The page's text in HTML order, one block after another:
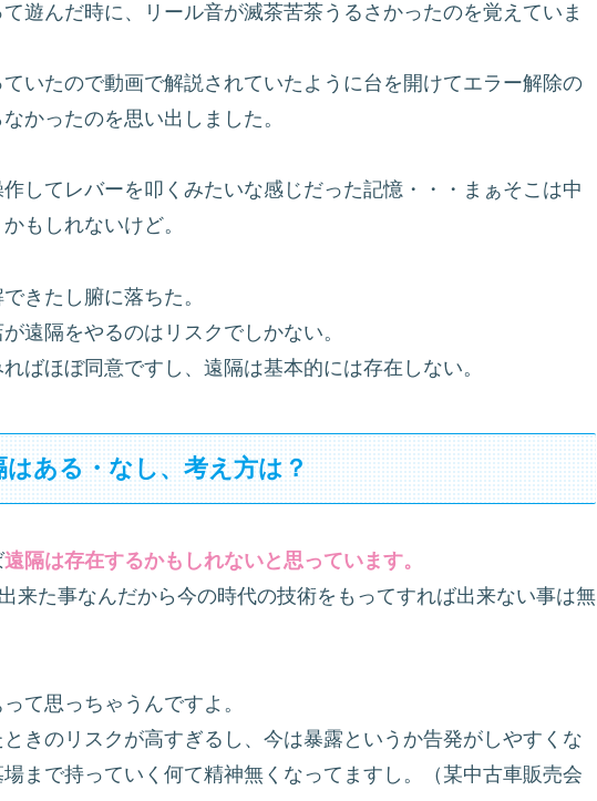
遊んだ時に、リール音が滅茶苦茶うるさかったのを覚えていま
いたので動画で解説されていたように台を開けてエラー解除の
かったのを思い出しました。
してレバーを叩くみたいな感じだった記憶・・・まぁそこは中
もしれないけど。
きたし腑に落ちた。
遠隔をやるのはリスクでしかない。
ばほぼ同意ですし、遠隔は基本的には存在しない。
ある・なし、考え方は？
遠隔は存在するかもしれないと思っています。
来た事なんだから今の時代の技術をもってすれば出来ない事は無
て思っちゃうんですよ。
きのリスクが高すぎるし、今は暴露というか告発がしやすくな
まで持っていく何て精神無くなってますし。（某中古車販売会